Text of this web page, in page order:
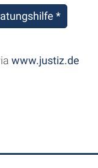
*
www.justiz.de